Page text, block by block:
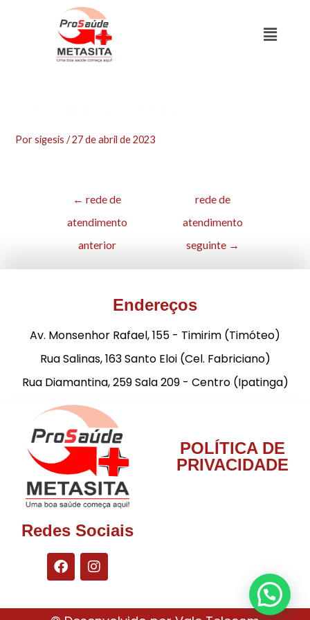
Porsigesis/27 de abril de 2023
← rede de
atendimento
anterior
rede de
atendimento
seguinte →
Endereços
Av. Monsenhor Rafael, 155 - Timirim (Timóteo)
Rua Salinas, 163 Santo Eloi (Cel. Fabriciano)
Rua Diamantina, 259 Sala 209 - Centro (Ipatinga)
POLÍTICA DE
PRIVACIDADE
Redes Sociais